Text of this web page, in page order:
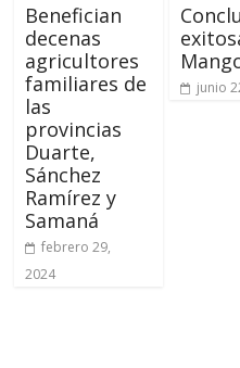
Benefician
decenas
agricultores
familiares de
las
provincias
Duarte,
Sánchez
Ramírez y
Samaná
febrero 29,
2024
junio